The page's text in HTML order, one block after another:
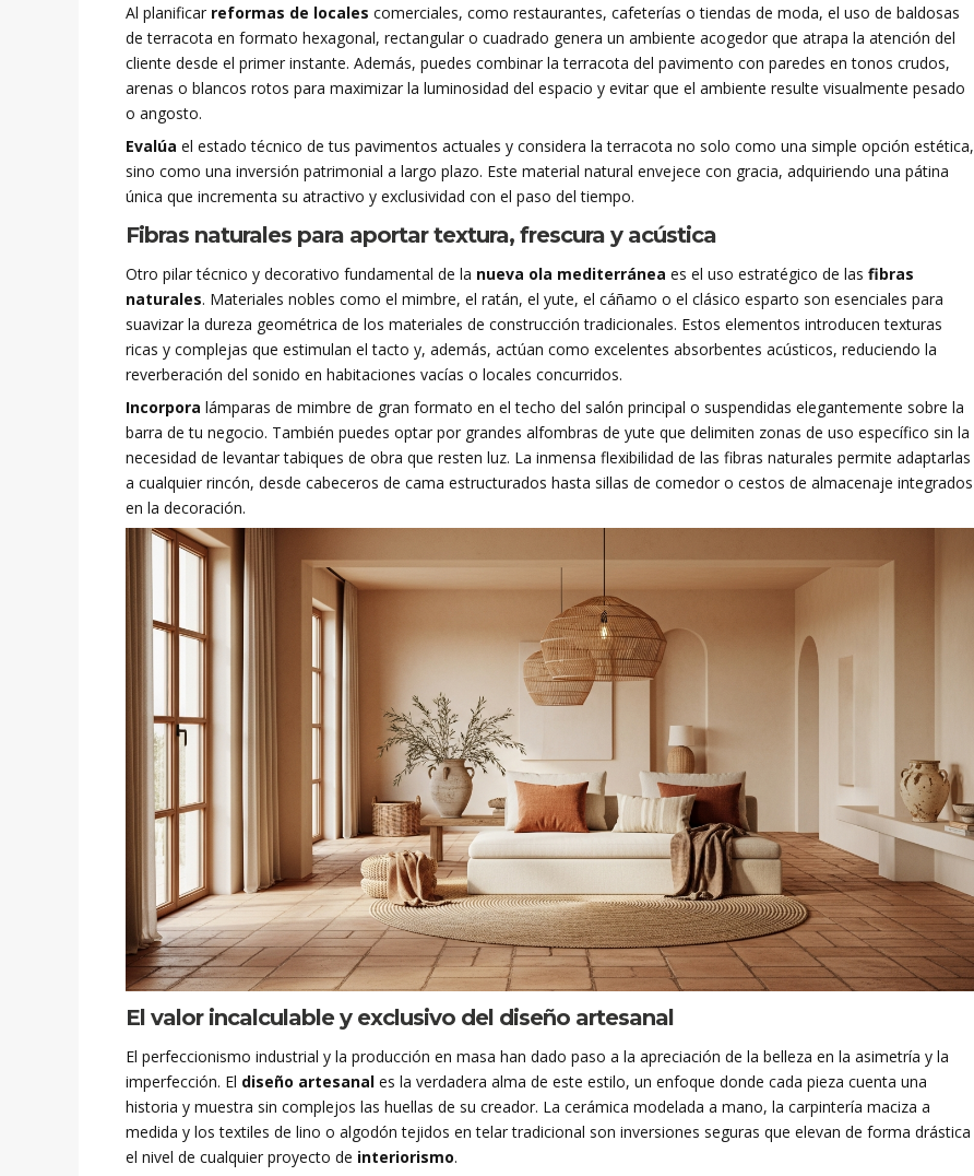
Al planificar reformas de locales comerciales, como restaurantes, cafeterías o tiendas de moda, el uso de baldosas
de terracota en formato hexagonal, rectangular o cuadrado genera un ambiente acogedor que atrapa la atención del
cliente desde el primer instante. Además, puedes combinar la terracota del pavimento con paredes en tonos crudos,
arenas o blancos rotos para maximizar la luminosidad del espacio y evitar que el ambiente resulte visualmente pesado
o angosto.
Evalúa el estado técnico de tus pavimentos actuales y considera la terracota no solo como una simple opción estética,
sino como una inversión patrimonial a largo plazo. Este material natural envejece con gracia, adquiriendo una pátina
única que incrementa su atractivo y exclusividad con el paso del tiempo.
Fibras naturales para aportar textura, frescura y acústica
Otro pilar técnico y decorativo fundamental de la nueva ola mediterránea es el uso estratégico de lasfibras
naturales. Materiales nobles como el mimbre, el ratán, el yute, el cáñamo o el clásico esparto son esenciales para
suavizar la dureza geométrica de los materiales de construcción tradicionales. Estos elementos introducen texturas
ricas y complejas que estimulan el tacto y, además, actúan como excelentes absorbentes acústicos, reduciendo la
reverberación del sonido en habitaciones vacías o locales concurridos.
Incorpora lámparas de mimbre de gran formato en el techo del salón principal o suspendidas elegantemente sobre la
barra de tu negocio. También puedes optar por grandes alfombras de yute que delimiten zonas de uso específico sin la
necesidad de levantar tabiques de obra que resten luz. La inmensa flexibilidad de las fibras naturales permite adaptarlas
a cualquier rincón, desde cabeceros de cama estructurados hasta sillas de comedor o cestos de almacenaje integrados
en la decoración.
El valor incalculable y exclusivo del diseño artesanal
El perfeccionismo industrial y la producción en masa han dado paso a la apreciación de la belleza en la asimetría y la
imperfección. El diseño artesanal es la verdadera alma de este estilo, un enfoque donde cada pieza cuenta una
historia y muestra sin complejos las huellas de su creador. La cerámica modelada a mano, la carpintería maciza a
medida y los textiles de lino o algodón tejidos en telar tradicional son inversiones seguras que elevan de forma drástica
el nivel de cualquier proyecto de interiorismo.